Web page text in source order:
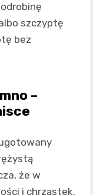
szczyptę
bez
–
że w
i chrząstek.